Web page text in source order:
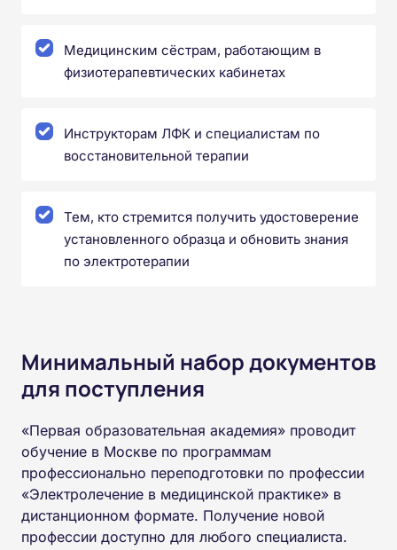
Медицинским сёстрам, работающим в
физиотерапевтических кабинетах
Инструкторам ЛФК и специалистам по
восстановительной терапии
Тем, кто стремится получить удостоверение
установленного образца и обновить знания
по электротерапии
Минимальный набор документов
для поступления
«Первая образовательная академия» проводит
обучение в Москве по программам
профессионально переподготовки по профессии
«Электролечение в медицинской практике» в
дистанционном формате. Получение новой
профессии доступно для любого специалиста.